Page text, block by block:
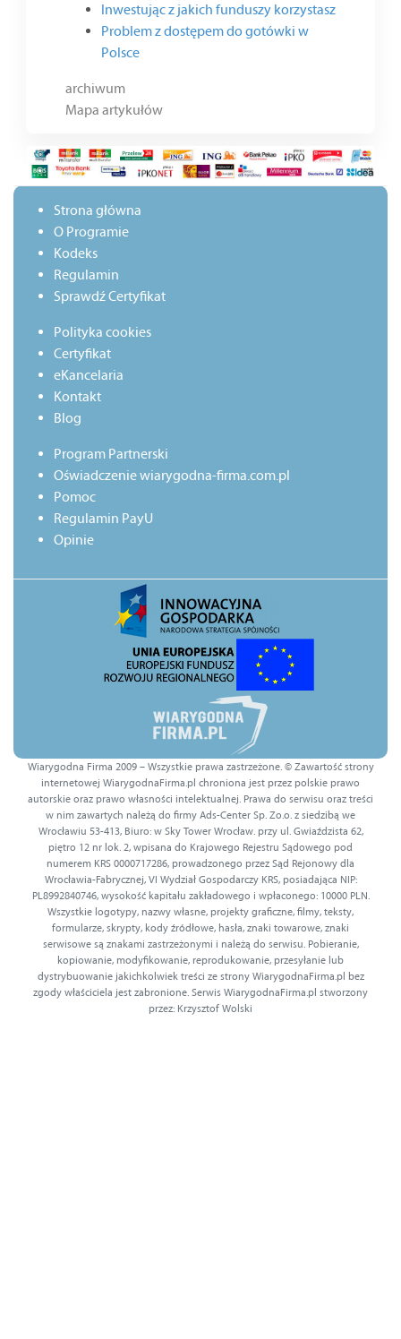
Inwestując z jakich funduszy korzystasz
Problem z dostępem do gotówki w
Polsce
archiwum
Mapa artykułów
Strona główna
O Programie
Kodeks
Regulamin
Sprawdź Certyfikat
Polityka cookies
Certyfikat
eKancelaria
Kontakt
Blog
Program Partnerski
Oświadczenie wiarygodna-firma.com.pl
Pomoc
Regulamin PayU
Opinie
Wiarygodna Firma 2009 – Wszystkie prawa zastrzeżone. © Zawartość strony
internetowej WiarygodnaFirma.pl chroniona jest przez polskie prawo
autorskie oraz prawo własności intelektualnej. Prawa do serwisu oraz treści
w nim zawartych należą do firmy Ads-Center Sp. Zo.o. z siedzibą we
Wrocławiu 53-413, Biuro: w Sky Tower Wrocław. przy ul. Gwiaździsta 62,
piętro 12 nr lok. 2, wpisana do Krajowego Rejestru Sądowego pod
numerem KRS 0000717286, prowadzonego przez Sąd Rejonowy dla
Wrocławia-Fabrycznej, VI Wydział Gospodarczy KRS, posiadająca NIP:
PL8992840746, wysokość kapitału zakładowego i wpłaconego: 10000 PLN.
Wszystkie logotypy, nazwy własne, projekty graficzne, filmy, teksty,
formularze, skrypty, kody źródłowe, hasła, znaki towarowe, znaki
serwisowe są znakami zastrzeżonymi i należą do serwisu. Pobieranie,
kopiowanie, modyfikowanie, reprodukowanie, przesyłanie lub
dystrybuowanie jakichkolwiek treści ze strony WiarygodnaFirma.pl bez
zgody właściciela jest zabronione. Serwis WiarygodnaFirma.pl stworzony
przez: Krzysztof Wolski